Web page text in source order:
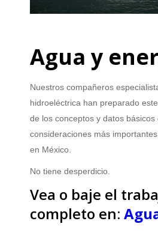
Agua y
Nuestros compañeros
hidroeléctrica han preparado
de los conceptos y datos
consideraciones más
en México.
No tiene desperdicio.
Vea o baje el
completo en: